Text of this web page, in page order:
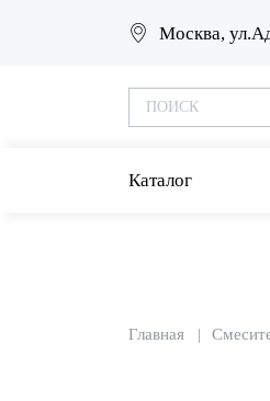
Москва,
Каталог
Главная